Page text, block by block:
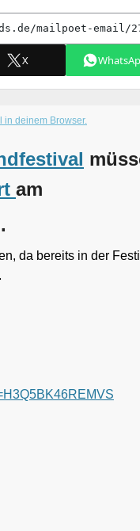
in deinem Browser.
am
da bereits in der